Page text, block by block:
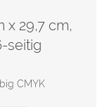
x 29,7 cm,
seitig
CMYK